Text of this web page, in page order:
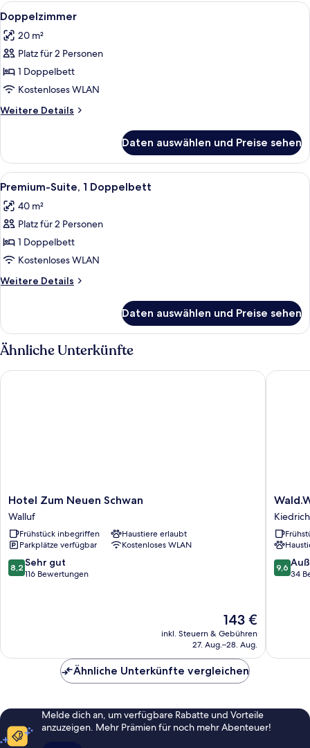
Doppelbett
Alle
Fotos
für
Doppelzimmer
anzeigen
Ein Schlafzimmer mit einem weißen
3
Doppelzimmer
20 m²
Platz für 2 Personen
1 Doppelbett
Kostenloses WLAN
Weitere Details
Weitere
Daten auswählen und Preise sehen
Alle
Fotos
für
Premium-
Suite,
1
Doppelbett
anzeigen
Ein Buch auf einem Holztisch,
3
Premium-Suite, 1 Doppelbett
40 m²
Platz für 2 Personen
1 Doppelbett
Kostenloses WLAN
Weitere Details
Weitere
Suite,
1
Doppelbett
Daten auswählen und Preise sehen
Ähnliche Unterkünfte
Hotel
Zum
Neuen
Schwan
Walluf
Hotel Zum Neuen Schwan
Walluf
Frühstück inbegriffen
Haustiere erlaubt
Parkplätze verfügbar
Kostenloses WLAN
8.2
von
8,2 Sehr gut
116 Bewertungen
Der
Preis
beträgt
143 €
inkl. Steuern & Gebühren
27. Aug.–28. Aug.
Hotel Zum Neuen Schwan
Hotel
und
Retreat
Kiedrich
Kiedrich
9.6
von
9,6
34
Ähnliche Unterkünfte vergleichen
Melde dich an, um verfügbare Rabatte und Vorteile
anzuzeigen. Mehr Prämien für noch mehr Abenteuer!